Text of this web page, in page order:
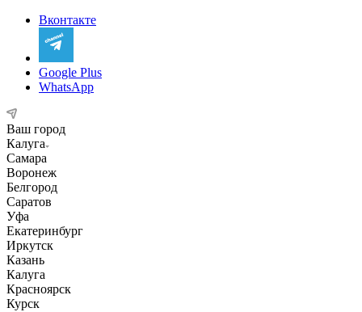
Вконтакте
Google Plus
WhatsApp
Ваш город
Калуга
Самара
Воронеж
Белгород
Саратов
Уфа
Екатеринбург
Иркутск
Казань
Калуга
Красноярск
Курск